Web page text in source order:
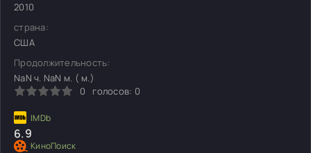
2010
страна:
США
Продолжительность:
NaN ч. NaN м. ( м.)
0
голосов: 0
6.9